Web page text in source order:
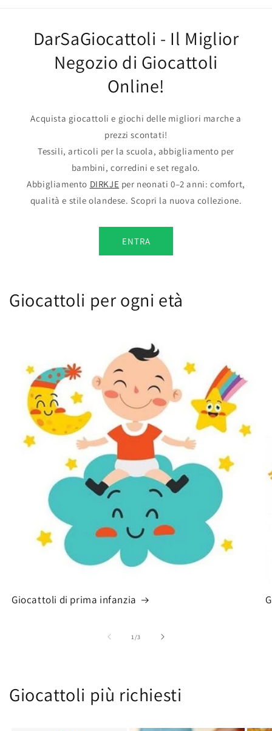
DarSaGiocattoli - Il Miglior
Negozio di Giocattoli
Online!
Acquista giocattoli e giochi delle migliori marche a
prezzi scontati!
Tessili, articoli per la scuola, abbigliamento per
bambini, corredini e set regalo.
Abbigliamento DIRKJE per neonati 0–2 anni: comfort,
qualità e stile olandese. Scopri la nuova collezione.
ENTRA
Giocattoli per ogni età
Giocattoli di prima infanzia
1/su
3
Giocattoli più richiesti